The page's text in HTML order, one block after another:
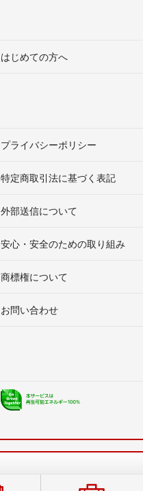
はじめての方へ
プライバシーポリシー
特定商取引法に基づく表記
外部送信について
安心・安全のための取り組み
商標権について
お問い合わせ